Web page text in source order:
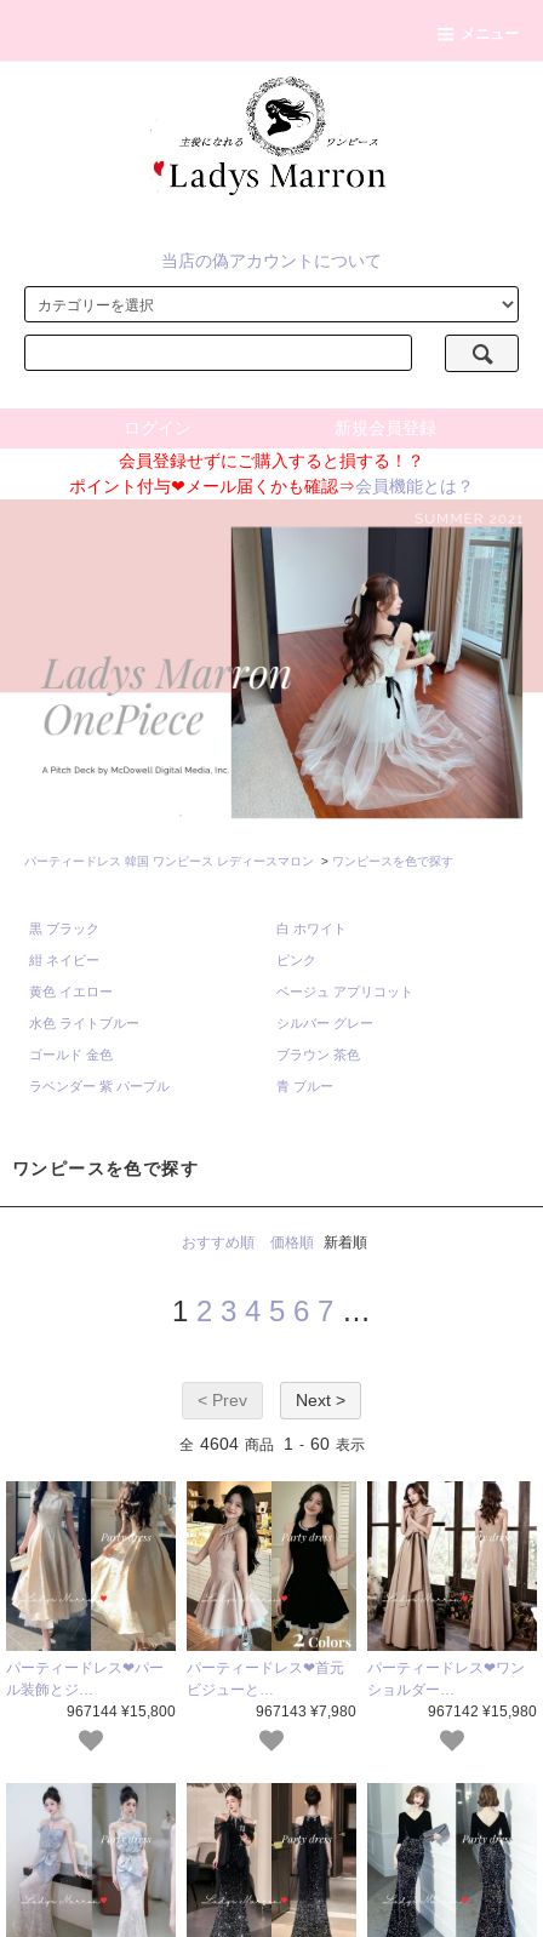
メニュー
当店の偽アカウントについて
ログイン
新規会員登録
会員登録せずにご購入すると損する！？
ポイント付与❤メール届くかも確認⇒会員機能とは？
パーティードレス 韓国 ワンピース レディースマロン > ワンピースを色で探す
黒 ブラック 白 ホワイト
紺 ネイビー ピンク
黄色 イエロー ベージュ アプリコット
水色 ライトブルー シルバー グレー
ゴールド 金色 ブラウン 茶色
ラベンダー 紫 パープル 青 ブルー
ワンピースを色で探す
おすすめ順 価格順 新着順
1 2 3 4 5 6 7 …
< Prev Next >
全 4604 商品 1 - 60 表示
パーティードレス❤パー
ル装飾とジ…
967144 ¥15,800
パーティードレス❤首元
ビジューと…
967143 ¥7,980
パーティードレス❤ワン
ショルダー…
967142 ¥15,980